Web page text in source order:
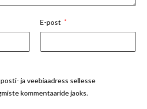
E-post *
ja veebiaadress sellesse
kommentaaride jaoks.